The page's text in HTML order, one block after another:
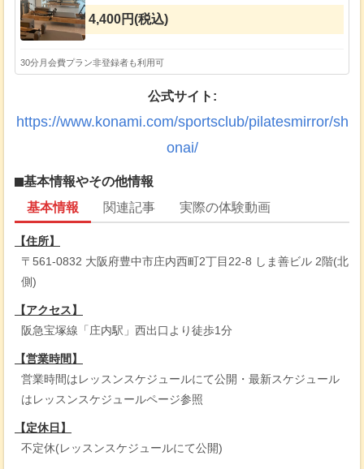
4,400円(税込)
30分月会費プラン非登録者も利用可
公式サイト:
https://www.konami.com/sportsclub/pilatesmirror/sh
onai/
基本情報やその他情報
基本情報
関連記事 実際の体験動画
【住所】
〒561-0832 大阪府豊中市庄内西町2丁目22-8 しま善ビル 2階(北
側)
【アクセス】
阪急宝塚線「庄内駅」西出口より徒歩1分
【営業時間】
営業時間はレッスンスケジュールにて公開・最新スケジュール
はレッスンスケジュールページ参照
【定休日】
不定休(レッスンスケジュールにて公開)